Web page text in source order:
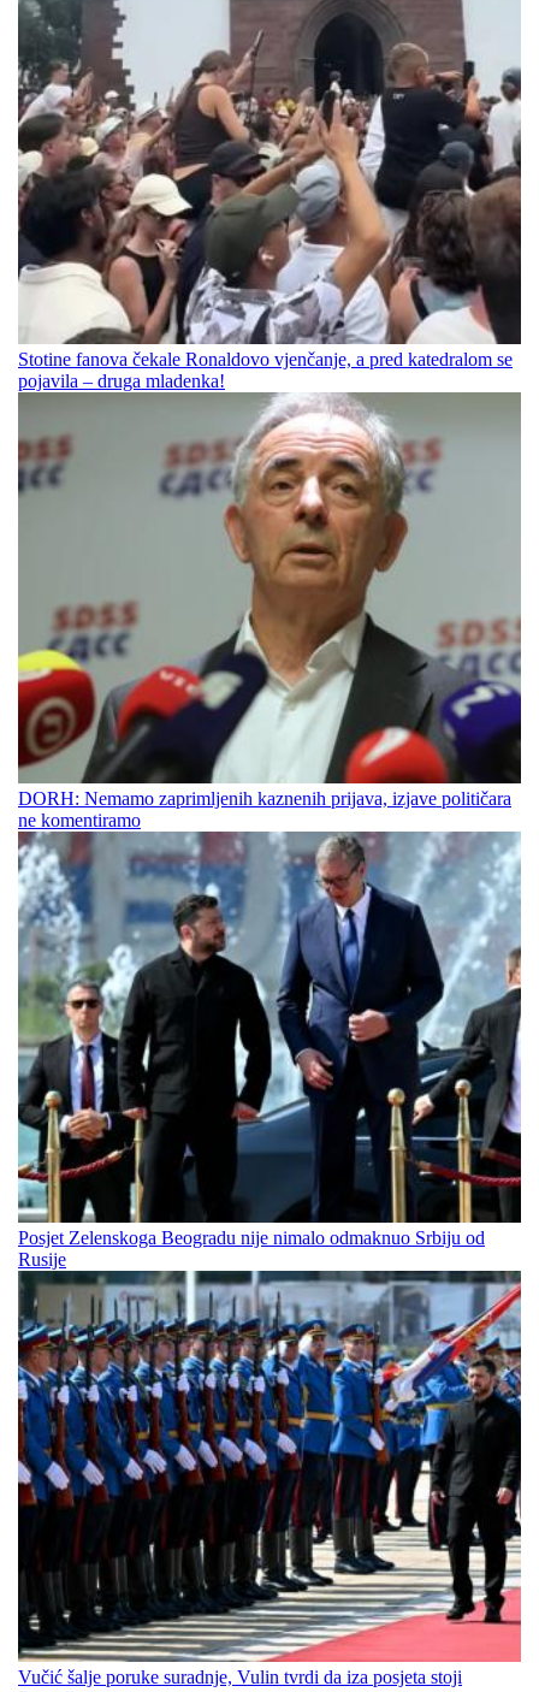
Stotine fanova čekale Ronaldovo vjenčanje, a pred katedralom se
pojavila – druga mladenka!
DORH: Nemamo zaprimljenih kaznenih prijava, izjave političara
ne komentiramo
Posjet Zelenskoga Beogradu nije nimalo odmaknuo Srbiju od
Rusije
Vučić šalje poruke suradnje, Vulin tvrdi da iza posjeta stoji